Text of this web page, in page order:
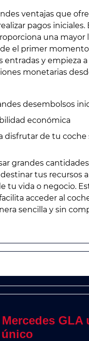
ventajas que
pagos iniciales.
una mayor
el primer
entradas y empieza
monetarias
desembolsos
económica
disfrutar de tu coche
grandes cantidades
tus recursos
tu vida o negocio.
acceder al
sencilla y sin
GLA